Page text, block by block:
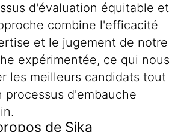
d'évaluation équitable et
combine l'efficacité
et le jugement de notre
expérimentée, ce qui nous
les meilleurs candidats tout
processus d'embauche
de Sika